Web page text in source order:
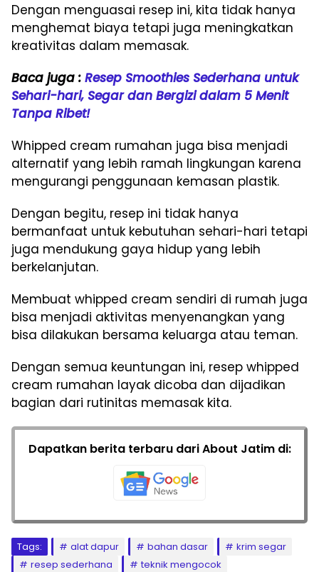
Dengan menguasai resep ini, kita tidak hanya
menghemat biaya tetapi juga meningkatkan
kreativitas dalam memasak.
Baca juga : Resep Smoothies Sederhana untuk
Sehari-hari, Segar dan Bergizi dalam 5 Menit
Tanpa Ribet!
Whipped cream rumahan juga bisa menjadi
alternatif yang lebih ramah lingkungan karena
mengurangi penggunaan kemasan plastik.
Dengan begitu, resep ini tidak hanya
bermanfaat untuk kebutuhan sehari-hari tetapi
juga mendukung gaya hidup yang lebih
berkelanjutan.
Membuat whipped cream sendiri di rumah juga
bisa menjadi aktivitas menyenangkan yang
bisa dilakukan bersama keluarga atau teman.
Dengan semua keuntungan ini, resep whipped
cream rumahan layak dicoba dan dijadikan
bagian dari rutinitas memasak kita.
Dapatkan berita terbaru dari About Jatim di:
Tags: alat dapur bahan dasar
krim segar
resep sederhana
teknik mengocok